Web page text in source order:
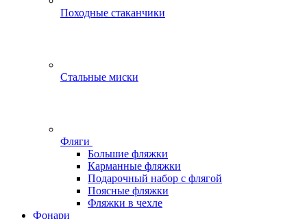
Походные стаканчики
Стальные миски
Фляги
Большие фляжки
Карманные фляжки
Подарочный набор с флягой
Поясные фляжки
Фляжки в чехле
Фонари